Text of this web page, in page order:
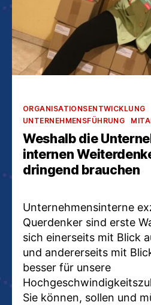
Kategorien
ORGANISATIONSENTWICKLUNG
UNTERNEHMENSFÜHRUNG
Weshalb die
internen
dringend brauchen
Unternehmensinterne
Querdenker sind erste
sich einerseits mit Blick
und andererseits mit
besser für unsere
Sie können, sollen und